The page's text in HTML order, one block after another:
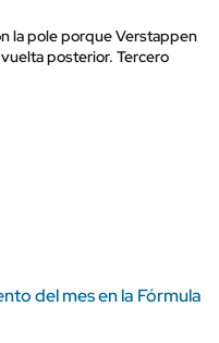
la pole porque Verstappen
posterior. Tercero
del mes en la Fórmula